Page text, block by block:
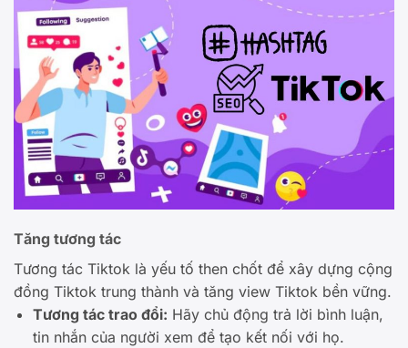
Tăng tương tác
Tương tác Tiktok là yếu tố then chốt để xây dựng cộng
đồng Tiktok trung thành và tăng view Tiktok bền vững.
Tương tác trao đổi: Hãy chủ động trả lời bình luận,
tin nhắn của người xem để tạo kết nối với họ.